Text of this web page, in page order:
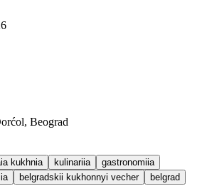
Beograd
kukhnia kulinariia
gastronomiia
belgradskii kukhonnyi vecher belgrad